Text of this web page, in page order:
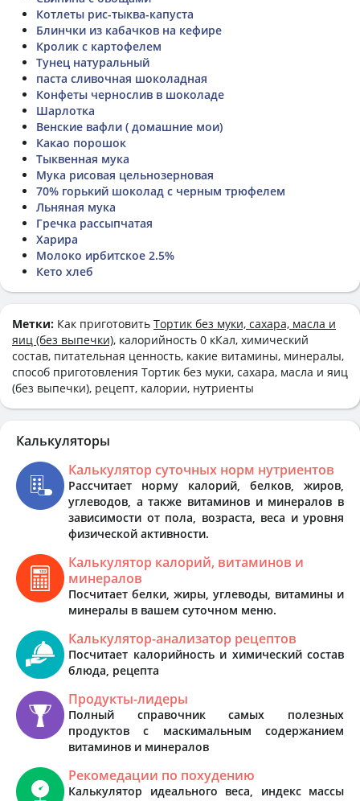
Котлеты рис-тыква-капуста
Блинчки из кабачков на кефире
Кролик с картофелем
Тунец натуральный
паста сливочная шоколадная
Конфеты чернослив в шоколаде
Шарлотка
Венские вафли ( домашние мои)
Какао порошок
Тыквенная мука
Мука рисовая цельнозерновая
70% горький шоколад с черным трюфелем
Льняная мука
Гречка рассыпчатая
Харира
Молоко ирбитское 2.5%
Кето хлеб
Метки: Как приготовить Тортик без муки, сахара, масла и
яиц (без выпечки), калорийность 0 кКал, химический
состав, питательная ценность, какие витамины, минералы,
способ приготовления Тортик без муки, сахара, масла и яиц
(без выпечки), рецепт, калории, нутриенты
Калькуляторы
Калькулятор суточных норм нутриентов
Рассчитает норму калорий, белков, жиров,
углеводов, а также витаминов и минералов в
зависимости от пола, возраста, веса и уровня
физической активности.
Калькулятор калорий, витаминов и
минералов
Посчитает белки, жиры, углеводы, витамины и
минералы в вашем суточном меню.
Калькулятор-анализатор рецептов
Посчитает калорийность и химический состав
блюда, рецепта
Продукты-лидеры
Полный справочник самых полезных
продуктов с маскимальным содержанием
витаминов и минералов
Рекомедации по похудению
Калькулятор идеального веса, индекс массы